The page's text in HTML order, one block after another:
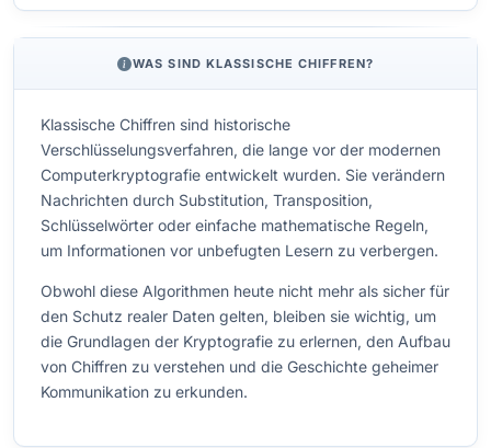
WAS SIND KLASSISCHE CHIFFREN?
Klassische Chiffren sind historische
Verschlüsselungsverfahren, die lange vor der modernen
Computerkryptografie entwickelt wurden. Sie verändern
Nachrichten durch Substitution, Transposition,
Schlüsselwörter oder einfache mathematische Regeln,
um Informationen vor unbefugten Lesern zu verbergen.
Obwohl diese Algorithmen heute nicht mehr als sicher für
den Schutz realer Daten gelten, bleiben sie wichtig, um
die Grundlagen der Kryptografie zu erlernen, den Aufbau
von Chiffren zu verstehen und die Geschichte geheimer
Kommunikation zu erkunden.